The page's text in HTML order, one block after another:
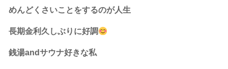
めんどくさいことをするのが人生
長期金利久しぶりに好調
銭湯andサウナ好きな私